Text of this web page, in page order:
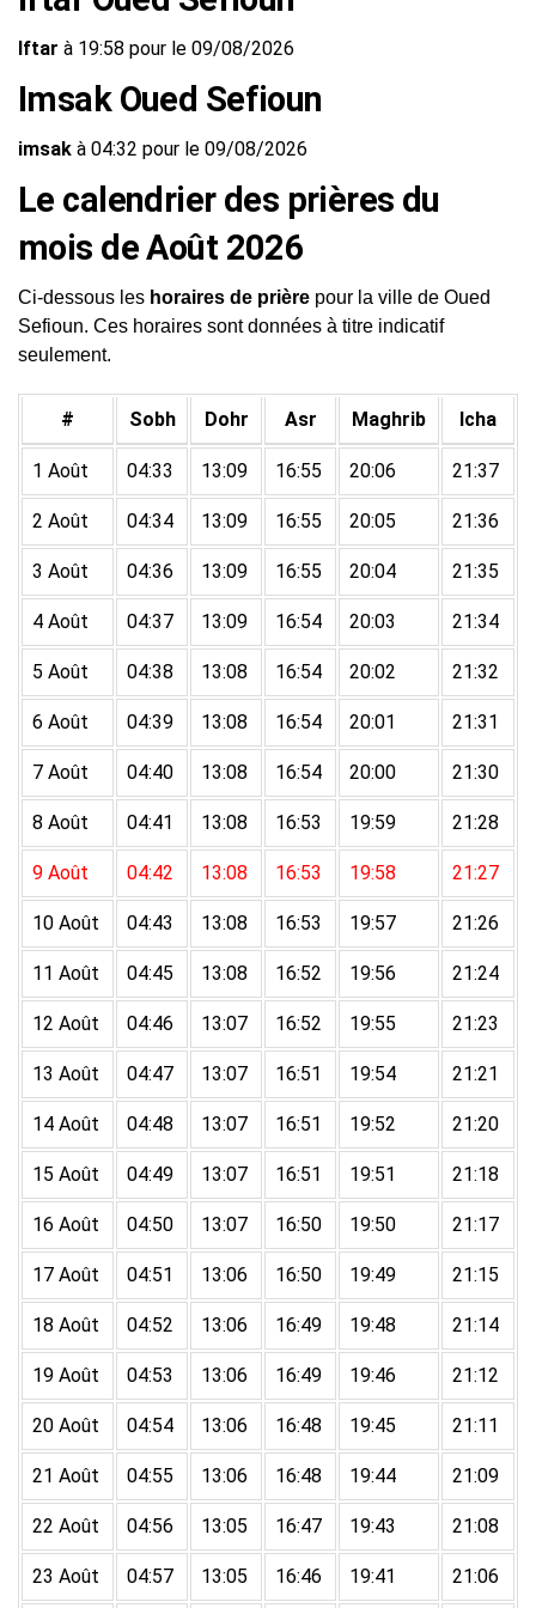
Iftar à 19:58 pour le 09/08/2026
Imsak Oued Sefioun
imsak à 04:32 pour le 09/08/2026
Le calendrier des prières du
mois de Août 2026
Ci-dessous les horaires de prière pour la ville de Oued
Sefioun. Ces horaires sont données à titre indicatif
seulement.
# Sobh Dohr Asr Maghrib Icha
1 Août 04:33 13:09 16:55 20:06 21:37
2 Août 04:34 13:09 16:55 20:05 21:36
3 Août 04:36 13:09 16:55 20:04 21:35
4 Août 04:37 13:09 16:54 20:03 21:34
5 Août 04:38 13:08 16:54 20:02 21:32
6 Août 04:39 13:08 16:54 20:01 21:31
7 Août 04:40 13:08 16:54 20:00 21:30
8 Août 04:41 13:08 16:53 19:59 21:28
9 Août 04:42 13:08 16:53 19:58 21:27
10 Août 04:43 13:08 16:53 19:57 21:26
11 Août 04:45 13:08 16:52 19:56 21:24
12 Août 04:46 13:07 16:52 19:55 21:23
13 Août 04:47 13:07 16:51 19:54 21:21
14 Août 04:48 13:07 16:51 19:52 21:20
15 Août 04:49 13:07 16:51 19:51 21:18
16 Août 04:50 13:07 16:50 19:50 21:17
17 Août 04:51 13:06 16:50 19:49 21:15
18 Août 04:52 13:06 16:49 19:48 21:14
19 Août 04:53 13:06 16:49 19:46 21:12
20 Août 04:54 13:06 16:48 19:45 21:11
21 Août 04:55 13:06 16:48 19:44 21:09
22 Août 04:56 13:05 16:47 19:43 21:08
23 Août 04:57 13:05 16:46 19:41 21:06